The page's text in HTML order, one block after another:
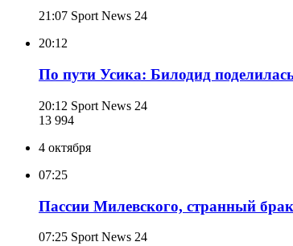
21:07 Sport News 24
20:12
По пути Усика: Билодид
20:12 Sport News 24
13 994
4 октября
07:25
Пассии Милевского, странный
07:25 Sport News 24